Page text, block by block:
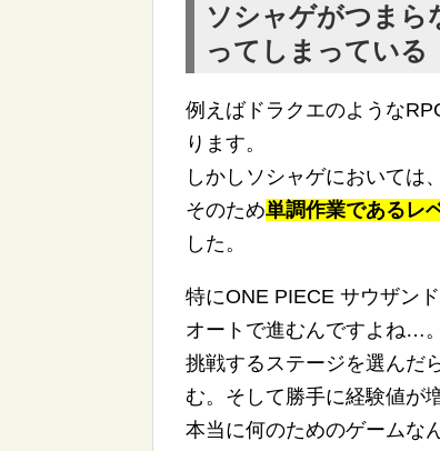
ソシャゲがつま
ってしまっている
例えばドラクエのような
ります。
しかしソシャゲにおいては
そのため単調作業であるレ
した。
特にONE PIECE サウザン
オートで進むんですよね…。
挑戦するステージを選んだ
む。そして勝手に経験値が
本当に何のためのゲームな